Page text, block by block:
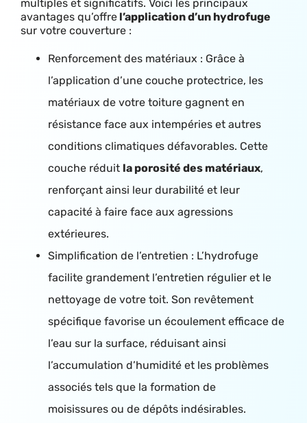
multiples et significatifs. Voici les principaux
avantages qu’offre l’application d’un hydrofuge
sur votre couverture :
Renforcement des matériaux : Grâce à
l’application d’une couche protectrice, les
matériaux de votre toiture gagnent en
résistance face aux intempéries et autres
conditions climatiques défavorables. Cette
couche réduit la porosité des matériaux,
renforçant ainsi leur durabilité et leur
capacité à faire face aux agressions
extérieures.
Simplification de l’entretien : L’hydrofuge
facilite grandement l’entretien régulier et le
nettoyage de votre toit. Son revêtement
spécifique favorise un écoulement efficace de
l’eau sur la surface, réduisant ainsi
l’accumulation d’humidité et les problèmes
associés tels que la formation de
moisissures ou de dépôts indésirables.